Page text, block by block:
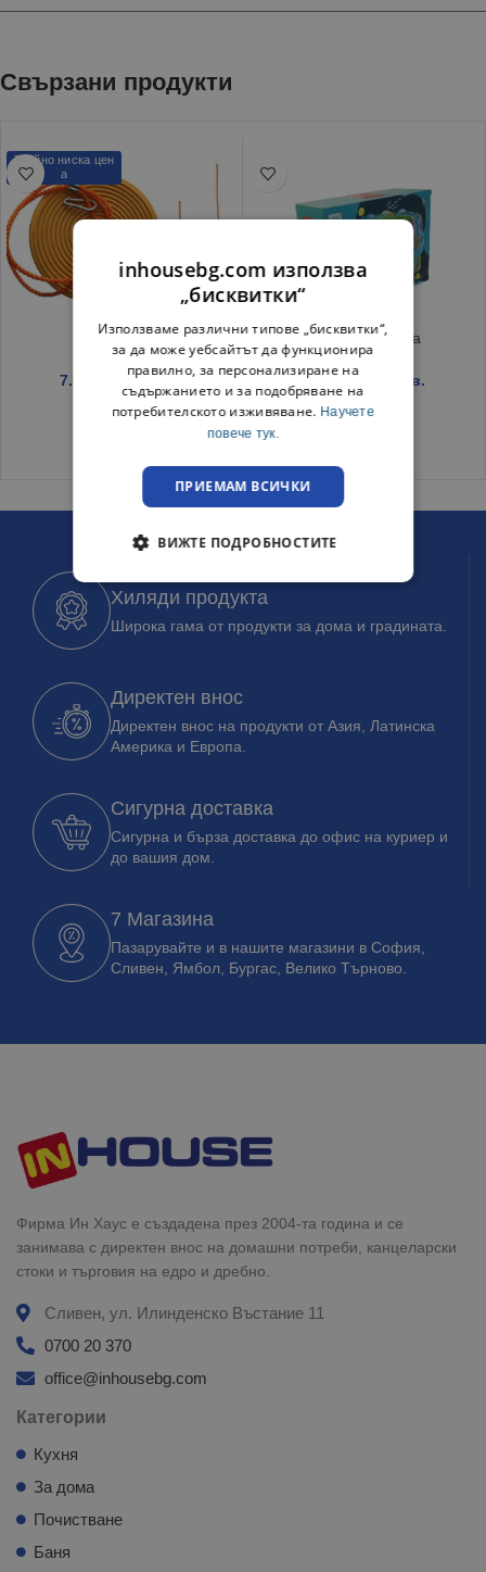
Свързани продукти
Трайно ниска цен
а
Люлка кръг
7.89 / 15.43 лв.
Водна пързалка
6.23€ / 12.18 лв.
Хиляди продукта
Широка гама от продукти за дома и градината.
Директен внос
Директен внос на продукти от Азия, Латинска
Америка и Европа.
Сигурна доставка
Сигурна и бърза доставка до офис на куриер и
до вашия дом.
7 Магазина
Пазарувайте и в нашите магазини в София,
Сливен, Ямбол, Бургас, Велико Търново.
Фирма Ин Хаус е създадена през 2004-та година и се
занимава с директен внос на домашни потреби, канцеларски
стоки и търговия на едро и дребно.
Сливен, ул. Илинденско Въстание 11
0700 20 370
office@inhousebg.com
Категории
Кухня
За дома
Почистване
Баня
inhousebg.com използва
„бисквитки“
Използваме различни типове „бисквитки“,
за да може уебсайтът да функционира
правилно, за персонализиране на
съдържанието и за подобряване на
потребителското изживяване. Научете
повече тук.
ПРИЕМАМ ВСИЧКИ
ВИЖТЕ ПОДРОБНОСТИТЕ